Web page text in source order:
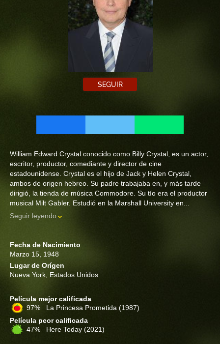
SEGUIR
William Edward Crystal conocido como Billy Crystal, es un actor,
escritor, productor, comediante y director de cine
estadounidense. Crystal es el hijo de Jack y Helen Crystal,
ambos de origen hebreo. Su padre trabajaba en, y más tarde
dirigió, la tienda de música Commodore. Su tío era el productor
musical Milt Gabler. Estudió en la Marshall University en...
Seguir leyendo
Fecha de Nacimiento
Marzo 15, 1948
Lugar de Orígen
Nueva York, Estados Unidos
Película mejor calificada
97% La Princesa Prometida (1987)
Película peor calificada
47% Here Today (2021)